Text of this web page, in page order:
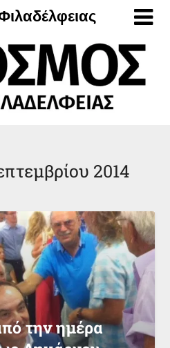
2014
την ημέρα